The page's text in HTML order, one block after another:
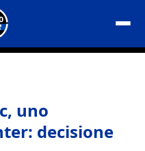
uno
decisione